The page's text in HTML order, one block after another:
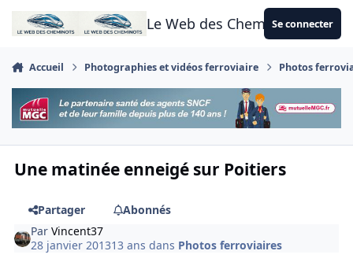
Aller au contenu
Le Web des CheminotsSe connecter
Accueil Photographies et vidéos ferroviaire Photos
Une matinée enneigé sur Poitiers
Partager
Abonnés
ParVincent37
28 janvier 201313 ans dans Photos ferroviaires